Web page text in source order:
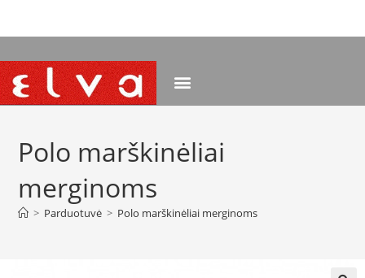
Polo marškinėliai
merginoms
> Parduotuvė > Polo marškinėliai merginoms